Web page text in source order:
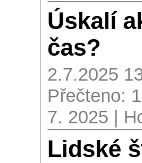
Úskalí
čas?
2.7.2025
Přečteno:
7. 2025 |
Lidské